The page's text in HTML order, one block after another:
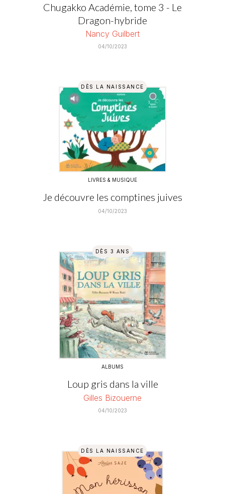
Chugakko Académie, tome 3 - Le
Dragon-hybride
Nancy Guilbert
04/10/2023
DÈS LA NAISSANCE
LIVRES & MUSIQUE
Je découvre les comptines juives
04/10/2023
DÈS 3 ANS
ALBUMS
Loup gris dans la ville
Gilles Bizouerne
04/10/2023
DÈS LA NAISSANCE